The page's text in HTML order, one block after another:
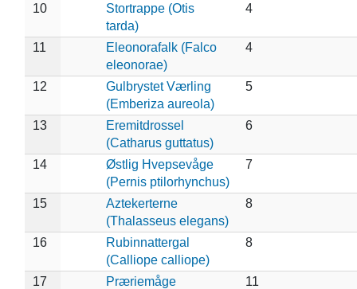
10
Stortrappe (Otis
tarda)
4
11
Eleonorafalk (Falco
eleonorae)
4
12
Gulbrystet Værling
(Emberiza aureola)
5
13
Eremitdrossel
(Catharus guttatus)
6
14
Østlig Hvepsevåge
(Pernis ptilorhynchus)
7
15
Aztekerterne
(Thalasseus elegans)
8
16
Rubinnattergal
(Calliope calliope)
8
17
Præriemåge
11